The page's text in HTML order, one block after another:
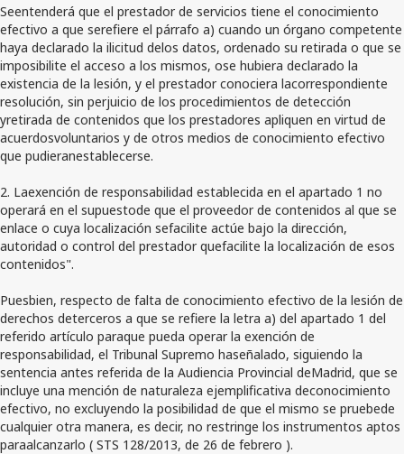
Seentenderá que el prestador de servicios tiene el conocimiento
efectivo a que serefiere el párrafo a) cuando un órgano competente
haya declarado la ilicitud delos datos, ordenado su retirada o que se
imposibilite el acceso a los mismos, ose hubiera declarado la
existencia de la lesión, y el prestador conociera lacorrespondiente
resolución, sin perjuicio de los procedimientos de detección
yretirada de contenidos que los prestadores apliquen en virtud de
acuerdosvoluntarios y de otros medios de conocimiento efectivo
que pudieranestablecerse.
2. Laexención de responsabilidad establecida en el apartado 1 no
operará en el supuestode que el proveedor de contenidos al que se
enlace o cuya localización sefacilite actúe bajo la dirección,
autoridad o control del prestador quefacilite la localización de esos
contenidos".
Puesbien, respecto de falta de conocimiento efectivo de la lesión de
derechos deterceros a que se refiere la letra a) del apartado 1 del
referido artículo paraque pueda operar la exención de
responsabilidad, el Tribunal Supremo haseñalado, siguiendo la
sentencia antes referida de la Audiencia Provincial deMadrid, que se
incluye una mención de naturaleza ejemplificativa deconocimiento
efectivo, no excluyendo la posibilidad de que el mismo se pruebede
cualquier otra manera, es decir, no restringe los instrumentos aptos
paraalcanzarlo ( STS 128/2013, de 26 de febrero ).